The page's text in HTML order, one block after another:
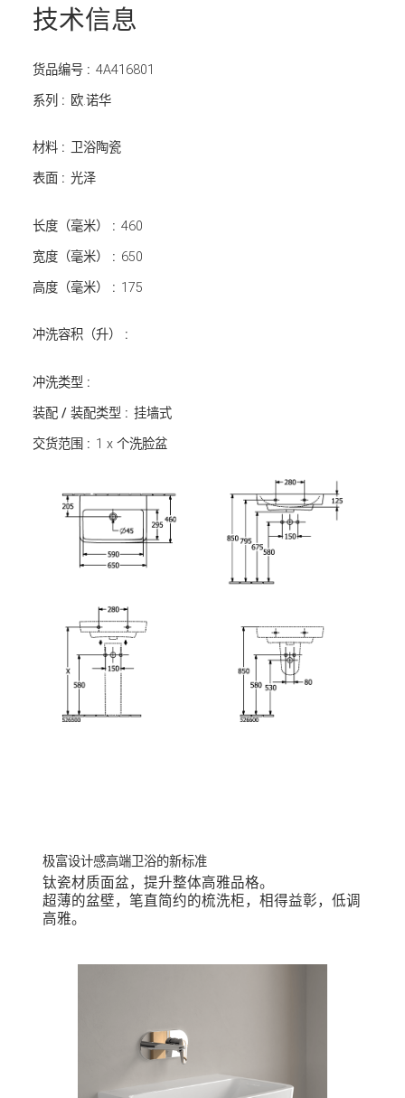
技术信息
货品编号 : 4A416801
系列 : 欧.诺华
材料 : 卫浴陶瓷
表面 : 光泽
长度（毫米） : 460
宽度（毫米） : 650
高度（毫米） : 175
冲洗容积（升） :
冲洗类型 :
装配 / 装配类型 : 挂墙式
交货范围 : 1 x 个洗脸盆
钛瓷材质面盆，提升整体高雅品格。
超薄的盆壁，笔直简约的梳洗柜，相得益彰，低调
高雅。